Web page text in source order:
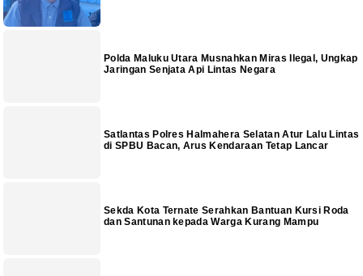
Polda Maluku Utara Musnahkan Miras Ilegal, Ungkap
Jaringan Senjata Api Lintas Negara
Satlantas Polres Halmahera Selatan Atur Lalu Lintas
di SPBU Bacan, Arus Kendaraan Tetap Lancar
Sekda Kota Ternate Serahkan Bantuan Kursi Roda
dan Santunan kepada Warga Kurang Mampu